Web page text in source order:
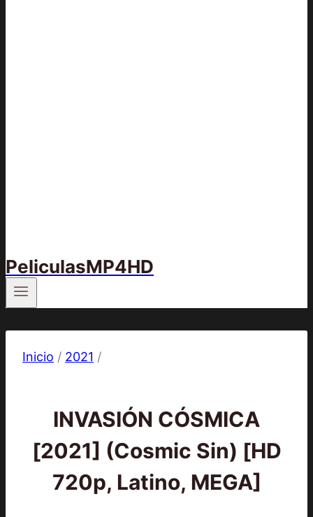
PeliculasMP4HD
Inicio / 2021 /
INVASIÓN CÓSMICA
[2021] (Cosmic Sin) [HD
720p, Latino, MEGA]